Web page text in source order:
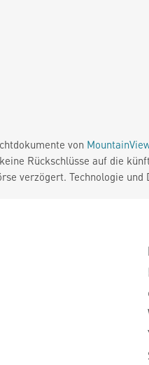
von
Rückschlüsse auf die
verzögert. Technologie und